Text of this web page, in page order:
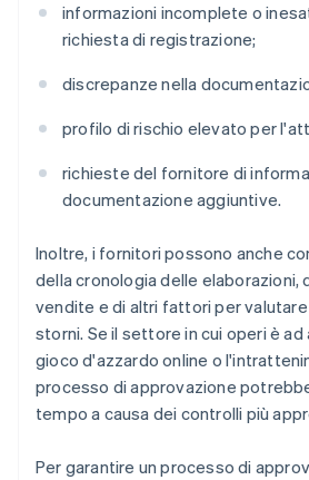
informazioni incomplete o
richiesta di registrazione;
discrepanze nella
profilo di rischio elevato per
richieste del fornitore di
documentazione aggiuntive.
Inoltre, i fornitori possono anche
della cronologia delle elaborazioni,
vendite e di altri fattori per
storni. Se il settore in cui operi è ad
gioco d'azzardo online o
processo di approvazione
tempo a causa dei controlli più
Per garantire un processo di